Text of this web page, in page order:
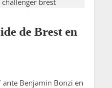
de Brest en
ante Benjamin Bonzi en